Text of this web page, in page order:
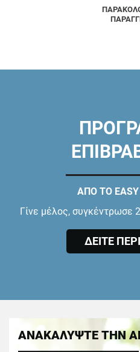
ΑΠΟ ΤΟ EASY
Γίνε μέλος, συγκέντρωσε
ΔΕΙΤΕ
ΑΝΑΚΑΛΥΨΤΕ ΤΗΝ